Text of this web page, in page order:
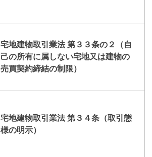
宅地建物取引業法 第３３条の２（自
己の所有に属しない宅地又は建物の
売買契約締結の制限）
宅地建物取引業法 第３４条（取引態
様の明示）